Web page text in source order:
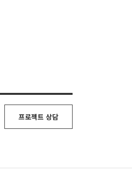
프로젝트 상담